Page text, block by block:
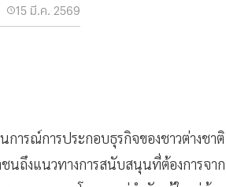
15 มี.ค. 2569
การณ์การประกอบธุรกิจของชาวต่างชาติ
นถึงแนวทางการสนับสนุนที่ต้องการจาก